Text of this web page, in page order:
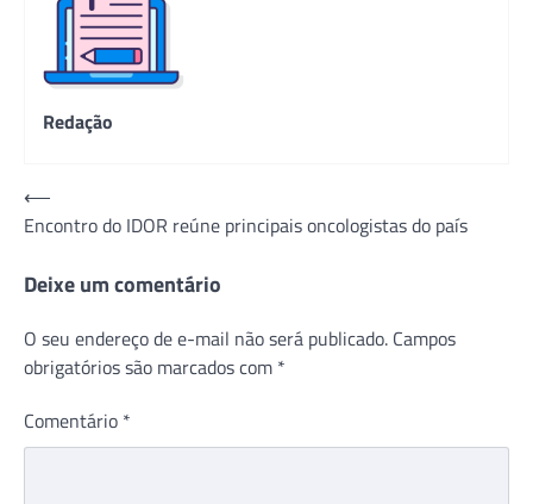
Redação
Navegação
de
Post
⟵
Encontro do IDOR reúne principais oncologistas do país
Deixe um comentário
O seu endereço de e-mail não será publicado. Campos
obrigatórios são marcados com *
Comentário *